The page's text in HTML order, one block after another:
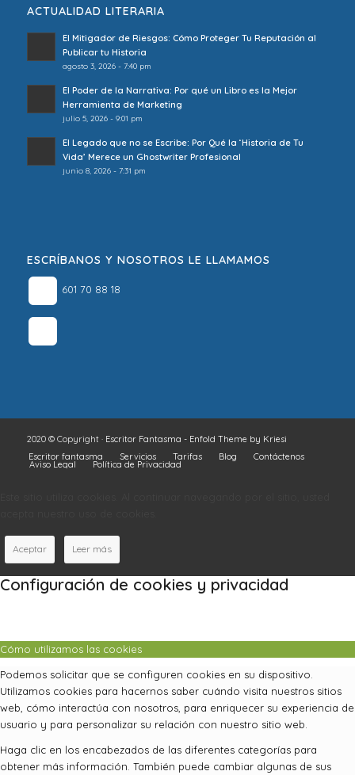
ACTUALIDAD LITERARIA
El Mitigador de Riesgos: Cómo Proteger Tu Reputación al
Publicar tu Historia
agosto 3, 2026 - 7:40 pm
El Poder de la Narrativa: Por qué un Libro es la Mejor
Herramienta de Marketing
julio 5, 2026 - 9:01 pm
El Legado que no se Escribe: Por Qué la ‘Historia de Tu
Vida’ Merece un Ghostwriter Profesional
junio 8, 2026 - 7:31 pm
ESCRÍBANOS Y NOSOTROS LE LLAMAMOS
601 70 88 18
2020 © Copyright · Escritor Fantasma - Enfold Theme by Kriesi
Escritor fantasma
Servicios Tarifas Blog Contáctenos
Aviso Legal Política de Privacidad
Aceptar Leer más
Configuración de cookies y privacidad
Cómo utilizamos las cookies
Podemos solicitar que se configuren cookies en su dispositivo.
Utilizamos cookies para hacernos saber cuándo visita nuestros sitios
web, cómo interactúa con nosotros, para enriquecer su experiencia de
usuario y para personalizar su relación con nuestro sitio web.
Haga clic en los encabezados de las diferentes categorías para
obtener más información. También puede cambiar algunas de sus